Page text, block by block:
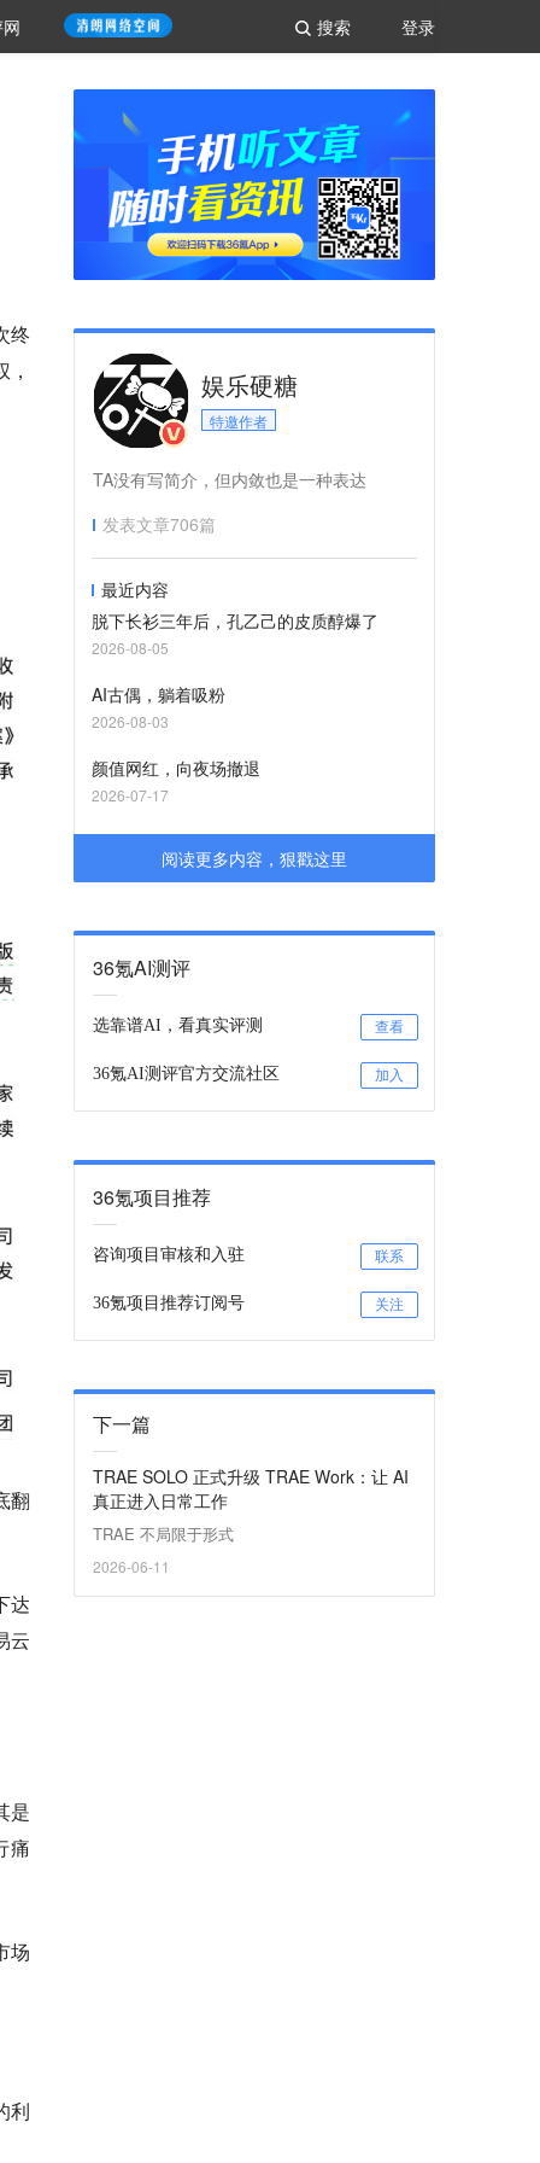
登录
搜索
终
翻
达
云
是
痛
场
利
娱乐硬糖
特邀作者
TA没有写简介，但内敛也是一种表达
发表文章706篇
最近内容
脱下长衫三年后，孔乙己的皮质醇爆了
2026-08-05
AI古偶，躺着吸粉
2026-08-03
颜值网红，向夜场撤退
2026-07-17
阅读更多内容，狠戳这里
36氪AI测评
选靠谱AI，看真实评测 查看
36氪AI测评官方交流社区 加入
36氪项目推荐
咨询项目审核和入驻 联系
36氪项目推荐订阅号 关注
下一篇
TRAE SOLO 正式升级 TRAE Work：让 AI
真正进入日常工作
TRAE 不局限于形式
2026-06-11